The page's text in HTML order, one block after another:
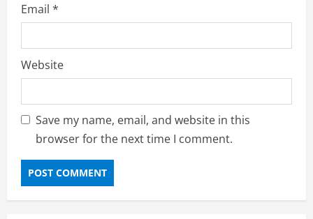
Email *
Website
Save my name, email, and website in this
browser for the next time I comment.